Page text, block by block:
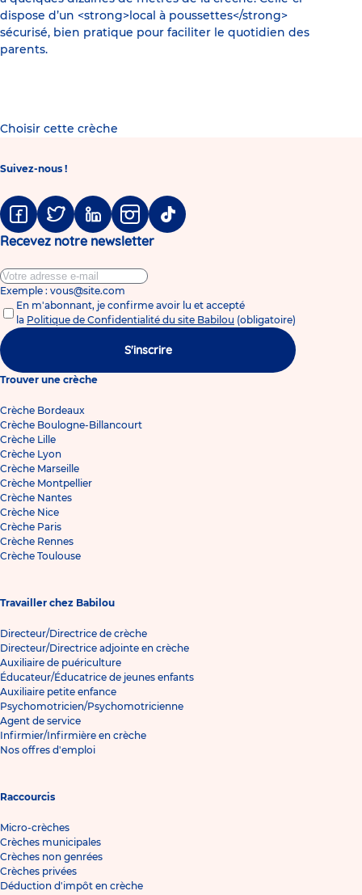
dispose d’un <strong>local à poussettes</strong>
sécurisé, bien pratique pour faciliter le quotidien des
parents.
Choisir cette crèche
Suivez-nous !
FacebookTwitter LinkedinInstagramTiktok
Recevez notre newsletter
Exemple : vous@site.com
En m'abonnant, je confirme avoir lu et accepté
la Politique de Confidentialité du site Babilou (obligatoire)
S'inscrire
Trouver une crèche
Crèche Bordeaux
Crèche Boulogne-Billancourt
Crèche Lille
Crèche Lyon
Crèche Marseille
Crèche Montpellier
Crèche Nantes
Crèche Nice
Crèche Paris
Crèche Rennes
Crèche Toulouse
Travailler chez Babilou
Directeur/Directrice de crèche
Directeur/Directrice adjointe en crèche
Auxiliaire de puériculture
Éducateur/Éducatrice de jeunes enfants
Auxiliaire petite enfance
Psychomotricien/Psychomotricienne
Agent de service
Infirmier/Infirmière en crèche
Nos offres d'emploi
Raccourcis
Micro-crèches
Crèches municipales
Crèches non genrées
Crèches privées
Déduction d'impôt en crèche